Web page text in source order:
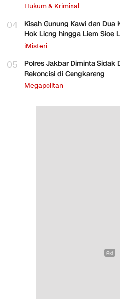
Hukum & Kriminal
04
Kisah Gunung Kawi dan Dua
Hok Liong hingga Liem Sioe
iMisteri
05
Polres Jakbar Diminta Sidak
Rekondisi di Cengkareng
Megapolitan